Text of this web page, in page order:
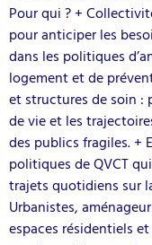
Pour qui ? +
pour anticiper les
dans les politiques
logement et de
et structures de soin :
de vie et les
des publics fragiles. +
politiques de QVCT
trajets quotidiens sur
Urbanistes,
espaces résidentiels